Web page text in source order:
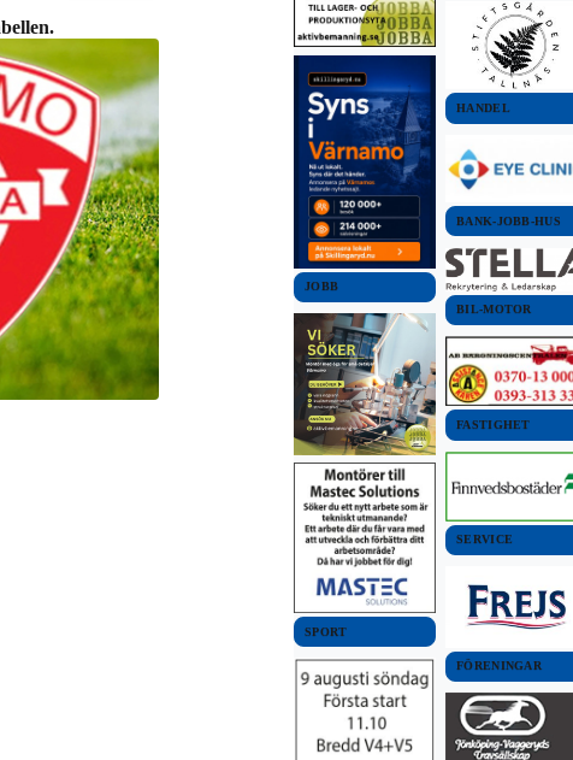
JOBB
SPORT
HANDEL
BANK-JOBB-HUS
BIL-MOTOR
FASTIGHET
SERVICE
FÖRENINGAR